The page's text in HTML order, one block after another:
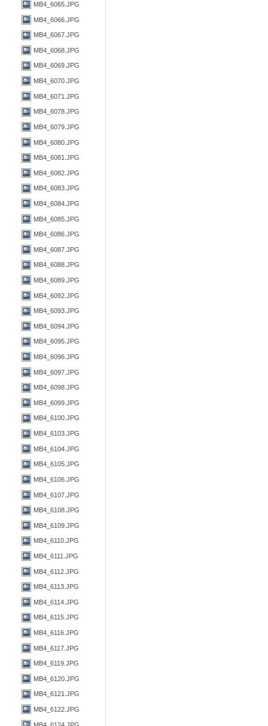
MB4_6065.JPG
MB4_6066.JPG
MB4_6067.JPG
MB4_6068.JPG
MB4_6069.JPG
MB4_6070.JPG
MB4_6071.JPG
MB4_6078.JPG
MB4_6079.JPG
MB4_6080.JPG
MB4_6081.JPG
MB4_6082.JPG
MB4_6083.JPG
MB4_6084.JPG
MB4_6085.JPG
MB4_6086.JPG
MB4_6087.JPG
MB4_6088.JPG
MB4_6089.JPG
MB4_6092.JPG
MB4_6093.JPG
MB4_6094.JPG
MB4_6095.JPG
MB4_6096.JPG
MB4_6097.JPG
MB4_6098.JPG
MB4_6099.JPG
MB4_6100.JPG
MB4_6103.JPG
MB4_6104.JPG
MB4_6105.JPG
MB4_6106.JPG
MB4_6107.JPG
MB4_6108.JPG
MB4_6109.JPG
MB4_6110.JPG
MB4_6111.JPG
MB4_6112.JPG
MB4_6113.JPG
MB4_6114.JPG
MB4_6115.JPG
MB4_6116.JPG
MB4_6117.JPG
MB4_6119.JPG
MB4_6120.JPG
MB4_6121.JPG
MB4_6122.JPG